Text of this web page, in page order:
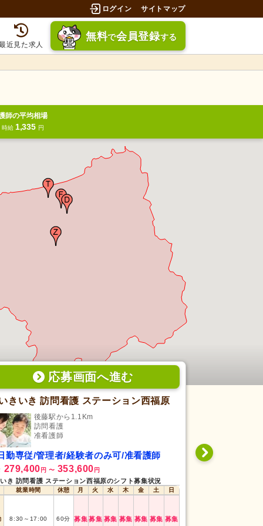
ログイン サイトマップ
近見た求人
無料で会員登録する
師の平均相場
時給 1,335 円
応募画面へ進む
きいき 訪問看護 ステーション西福原
後藤駅から1.1Km
訪問看護
准看護師
勤専従/管理者/経験者のみ可/准看護師
279,400 円 〜 353,600 円
き 訪問看護 ステーション西福原のシフト募集状況
就業時間 休憩 月 火 水 木 金 土 日
8:30 ～ 17:00 60分 募集募集 募集 募集 募集 募集 募集
シフト制/経